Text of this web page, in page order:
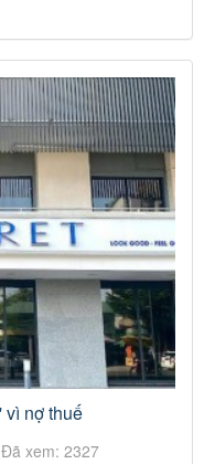
vì nợ thuế
Đã xem: 2327